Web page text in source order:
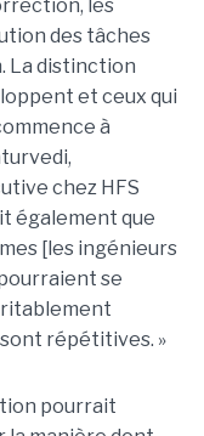
les
des tâches
La distinction
et ceux qui
à
chez HFS
également que
[les ingénieurs
se
répétitives. »
pourrait